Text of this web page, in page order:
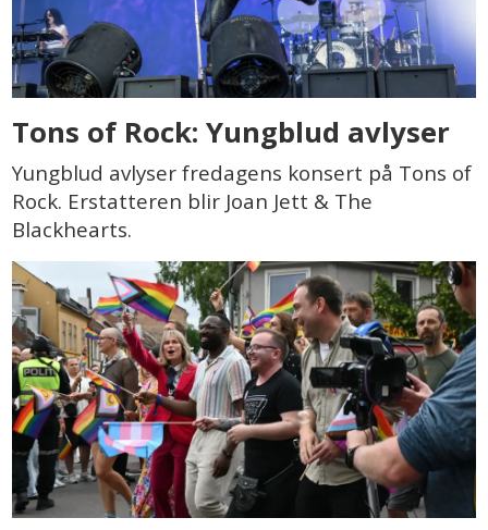
Tons of Rock: Yungblud avlyser
Yungblud avlyser fredagens konsert på Tons of
Rock. Erstatteren blir Joan Jett & The
Blackhearts.